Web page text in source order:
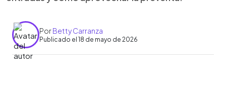
PorBetty Carranza
Publicado el 18 de mayo de 2026